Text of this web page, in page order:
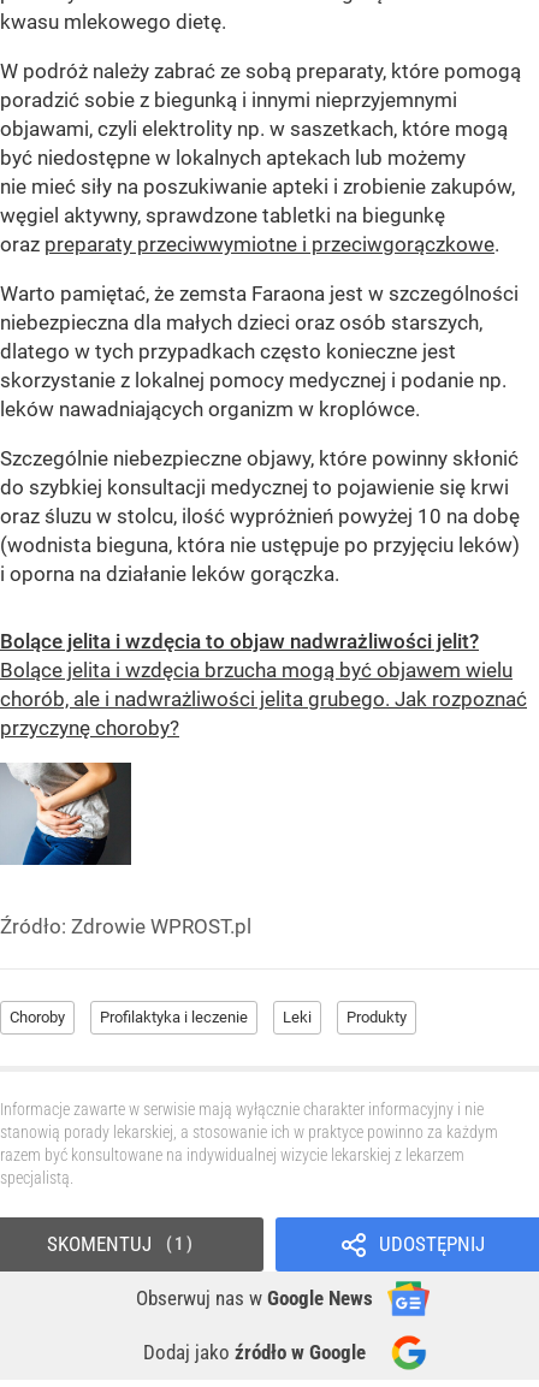
kwasu mlekowego dietę.
W podróż należy zabrać ze sobą preparaty, które pomogą
poradzić sobie z biegunką i innymi nieprzyjemnymi
objawami, czyli elektrolity np. w saszetkach, które mogą
być niedostępne w lokalnych aptekach lub możemy
nie mieć siły na poszukiwanie apteki i zrobienie zakupów,
węgiel aktywny, sprawdzone tabletki na biegunkę
oraz preparaty przeciwwymiotne i przeciwgorączkowe.
Warto pamiętać, że zemsta Faraona jest w szczególności
niebezpieczna dla małych dzieci oraz osób starszych,
dlatego w tych przypadkach często konieczne jest
skorzystanie z lokalnej pomocy medycznej i podanie np.
leków nawadniających organizm w kroplówce.
Szczególnie niebezpieczne objawy, które powinny skłonić
do szybkiej konsultacji medycznej to pojawienie się krwi
oraz śluzu w stolcu, ilość wypróżnień powyżej 10 na dobę
(wodnista bieguna, która nie ustępuje po przyjęciu leków)
i oporna na działanie leków gorączka.
Bolące jelita i wzdęcia to objaw nadwrażliwości jelit?
Bolące jelita i wzdęcia brzucha mogą być objawem wielu
chorób, ale i nadwrażliwości jelita grubego. Jak rozpoznać
przyczynę choroby?
Źródło: Zdrowie WPROST.pl
Choroby Profilaktyka i leczenie Leki Produkty
Informacje zawarte w serwisie mają wyłącznie charakter informacyjny i nie
stanowią porady lekarskiej, a stosowanie ich w praktyce powinno za każdym
razem być konsultowane na indywidualnej wizycie lekarskiej z lekarzem
specjalistą.
UDOSTĘPNIJ
Obserwuj nas w Google News
Dodaj jako źródło w Google
SKOMENTUJ 1